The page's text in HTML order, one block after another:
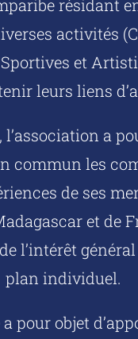
résidant
activités
et
leurs liens
l’association a
commun les
de ses
et de
l’intérêt
plan individuel.
pour objet